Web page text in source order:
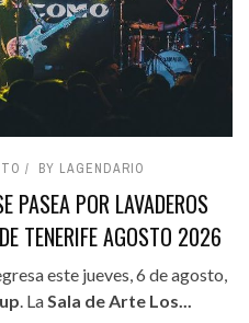
BY LAGENDARIO
PASEA POR LAVADEROS
TENERIFE AGOSTO 2026
este jueves, 6 de agosto,
. La Sala de Arte Los...